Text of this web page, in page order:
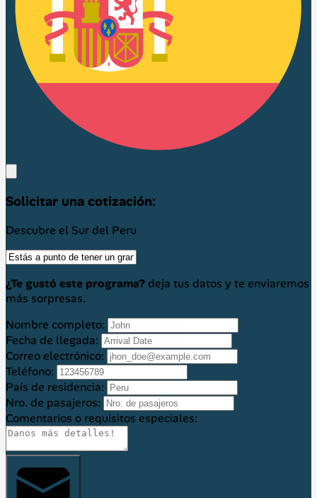
Solicitar una cotización:
Descubre el Sur del Peru
¿Te gustó este programa? deja tus datos y te enviaremos
más sorpresas.
Nombre completo:
Fecha de llegada:
Correo electrónico:
Teléfono:
País de residencia:
Nro. de pasajeros:
Comentarios o requisitos especiales: